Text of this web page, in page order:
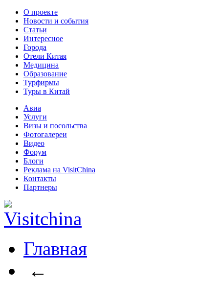
О проекте
Новости и события
Статьи
Интересное
Города
Отели Китая
Медицина
Образование
Турфирмы
Туры в Китай
Авиа
Услуги
Визы и посольства
Фотогалереи
Видео
Форум
Блоги
Реклама на VisitChina
Контакты
Партнеры
Главная
←